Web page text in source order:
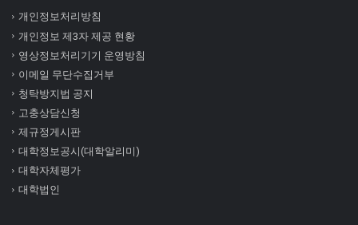
개인정보처리방침
개인정보 제3자 제공 현황
영상정보처리기기 운영방침
이메일 무단수집거부
청탁방지법 공지
고충상담신청
제규정게시판
대학정보공시(대학알리미)
대학자체평가
대학법인